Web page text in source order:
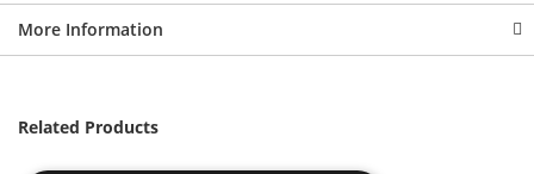
More Information
Related Products